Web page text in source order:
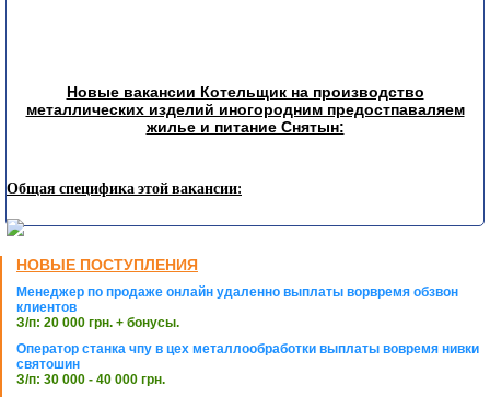
Новые вакансии Котельщик на производство
металлических изделий иногородним предостпаваляем
жилье и питание Снятын:
Общая специфика этой вакансии:
НОВЫЕ ПОСТУПЛЕНИЯ
Менеджер по продаже онлайн удаленно выплаты ворвремя обзвон
клиентов
З/п: 20 000 грн. + бонусы.
Оператор станка чпу в цех металлообработки выплаты вовремя нивки
святошин
З/п: 30 000 - 40 000 грн.